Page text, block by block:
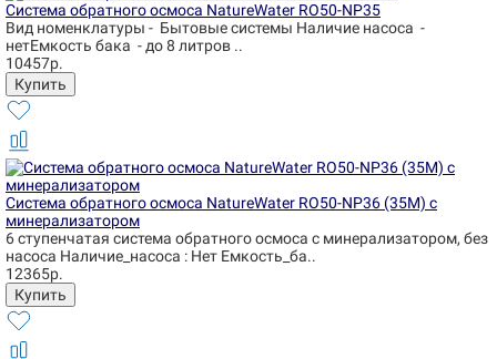
Система обратного осмоса NatureWater RO50-NP35
Вид номенклатуры - Бытовые системы Наличие насоса -
нетЕмкость бака - до 8 литров ..
10457р.
Система обратного осмоса NatureWater RO50-NP36 (35М) с
минерализатором
6 ступенчатая система обратного осмоса с минерализатором, без
насоса Наличие_насоса : Нет Емкость_ба..
12365р.